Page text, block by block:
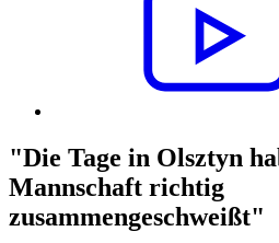
"Die Tage in Olsztyn
Mannschaft richtig
zusammengeschweißt"